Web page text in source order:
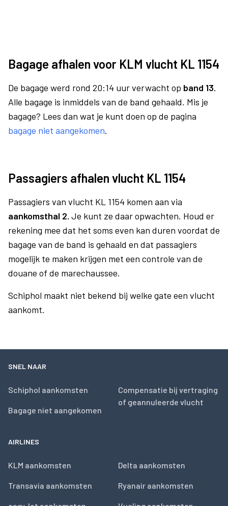
Bagage afhalen voor KLM vlucht KL 1154
De bagage werd rond 20:14 uur verwacht op band 13.
Alle bagage is inmiddels van de band gehaald. Mis je
bagage? Lees dan wat je kunt doen op de pagina
bagage niet aangekomen.
Passagiers afhalen vlucht KL 1154
Passagiers van vlucht KL 1154 komen aan via
aankomsthal 2. Je kunt ze daar opwachten. Houd er
rekening mee dat het soms even kan duren voordat de
bagage van de band is gehaald en dat passagiers
mogelijk te maken krijgen met een controle van de
douane of de marechaussee.
Schiphol maakt niet bekend bij welke gate een vlucht
aankomt.
SNEL NAAR
Schiphol aankomsten
Bagage niet aangekomen
Compensatie bij vertraging
of geannuleerde vlucht
AIRLINES
KLM aankomsten
Transavia aankomsten
Delta aankomsten
Ryanair aankomsten